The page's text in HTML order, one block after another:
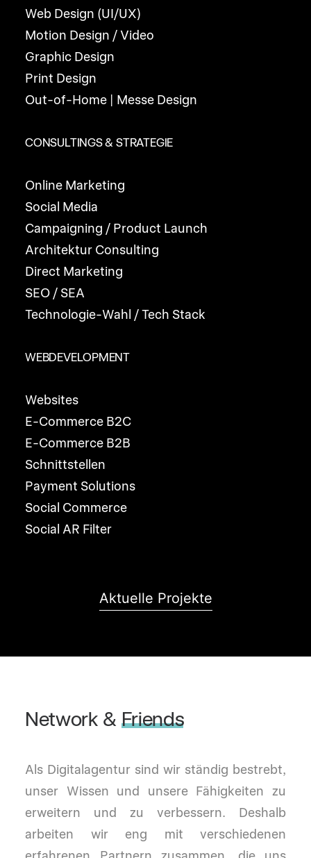
Web Design (UI/UX)
Motion Design / Video
Graphic Design
Print Design
Out-of-Home | Messe Design
CONSULTINGS & STRATEGIE
Online Marketing
Social Media
Campaigning / Product Launch
Architektur Consulting
Direct Marketing
SEO / SEA
Technologie-Wahl / Tech Stack
WEBDEVELOPMENT
Websites
E-Commerce B2C
E-Commerce B2B
Schnittstellen
Payment Solutions
Social Commerce
Social AR Filter
Aktuelle Projekte
Network & Friends
Als Digitalagentur sind wir ständig bestrebt,
unser Wissen und unsere Fähigkeiten zu
erweitern und zu verbessern. Deshalb
arbeiten wir eng mit verschiedenen